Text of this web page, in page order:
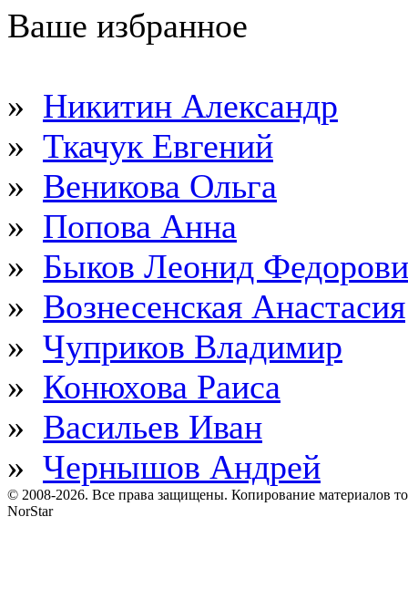
Ваше избранное
» Никитин Александр
» Ткачук Евгений
» Веникова Ольга
» Попова Анна
» Быков Леонид
» Вознесенская Анастасия
» Чуприков Владимир
» Конюхова Раиса
» Васильев Иван
» Чернышов Андрей
© 2008-2026. Все права защищены. Копирование материалов
NorStar